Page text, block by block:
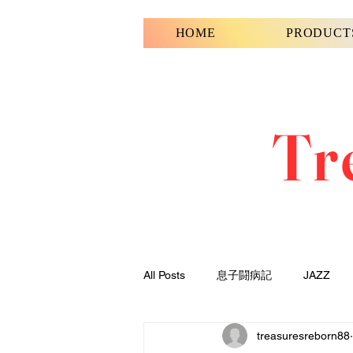
HOME
All Posts 息子闘病記 JAZZ
treasuresreborn88